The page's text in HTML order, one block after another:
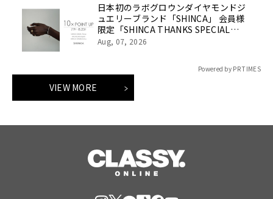
日本初のラボグロウンダイヤモンドジ
ュエリーブランド「SHINCA」 会員様
限定「SHINCA THANKS SPECIAL
2026 SUMMER ポイントアップキャン
Aug, 07, 2026
Powered by PR TIMES
VIEW MORE